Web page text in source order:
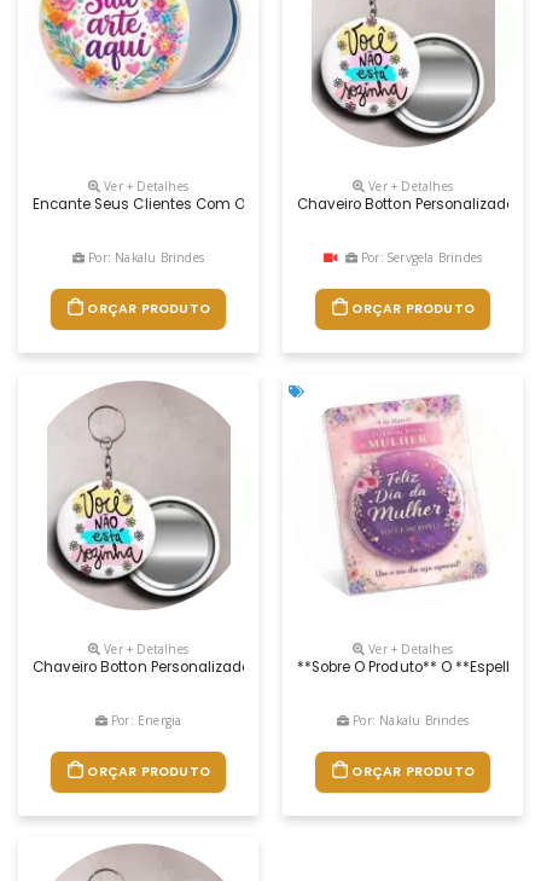
Ver + Detalhes
Encante Seus Clientes Com O Boton Espelho Personalizado Da
Por: Nakalu Brindes
ORÇAR PRODUTO
Ver + Detalhes
Chaveiro Botton Personalizado,
Por: Servgela Brindes
ORÇAR PRODUTO
Ver + Detalhes
Chaveiro Botton Personalizado, Confeccionado Em Alumínio O
Por: Energia
ORÇAR PRODUTO
Ver + Detalhes
**sobre O Produto** O **espelho
Por: Nakalu Brindes
ORÇAR PRODUTO